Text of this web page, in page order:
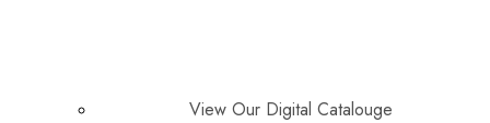
View Our Digital Catalouge